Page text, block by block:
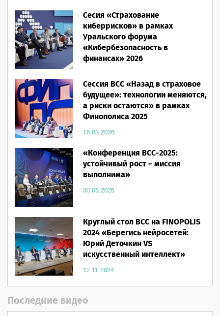
28.05.2026
Сесия «Страхование
киберрисков» в рамках
Уральского форума
«Кибербезопасность в
финансах» 2026
Сессия ВСС «Назад в страховое
будущее»: технологии меняются,
а риски остаются» в рамках
Финополиса 2025
16.03.2026
«Конференция ВСС-2025:
устойчивый рост – миссия
выполнима»
30.05.2025
Круглый стол ВСС на FINOPOLIS
2024 «Берегись нейросетей:
Юрий Деточкин VS
искусственный интеллект»
12.11.2024
Последние видео